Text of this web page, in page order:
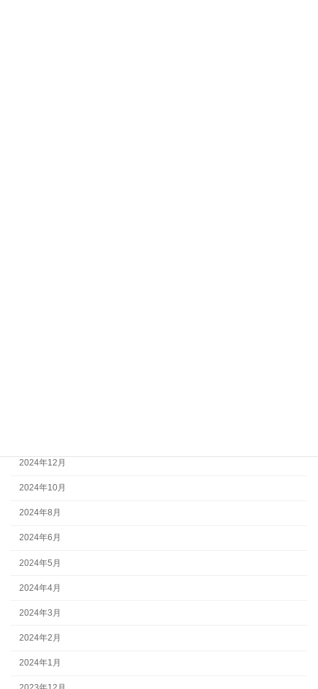
2024年12月
2024年10月
2024年8月
2024年6月
2024年5月
2024年4月
2024年3月
2024年2月
2024年1月